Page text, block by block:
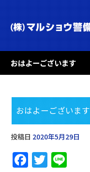
おはよーございます
おはよーございます
投稿日 2020年5月29日
F T